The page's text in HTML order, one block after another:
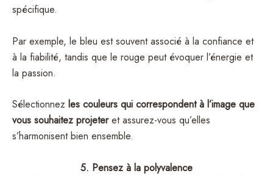
spécifique.
Par exemple, le bleu est souvent associé à la confiance et
à la fiabilité, tandis que le rouge peut évoquer l’énergie et
la passion.
Sélectionnez les couleurs qui correspondent à l’image que
vous souhaitez projeteret assurez-vous qu’elles
s’harmonisent bien ensemble.
5. Pensez à la polyvalence